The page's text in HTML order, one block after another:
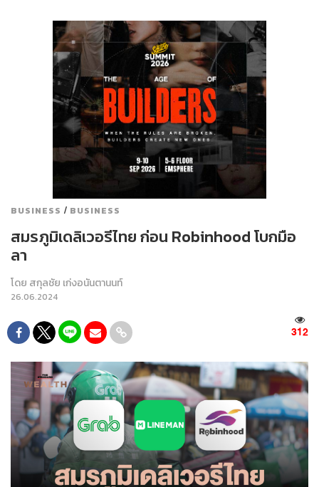
BUSINESS / BUSINESS
สมรภูมิเดลิเวอรีไทย ก่อน Robinhood โบกมือ
ลา
โดย สกุลชัย เก่งอนันตานนท์
26.06.2024
312